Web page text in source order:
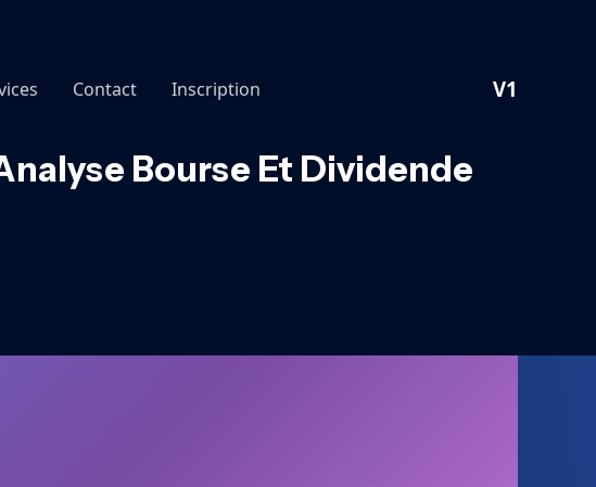
Contact Inscription V1
Bourse Et Dividende